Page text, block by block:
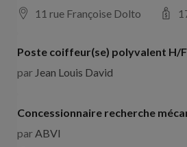
11 rue Françoise Dolto
Poste coiffeur(se) polyvalent H/F
par Jean Louis David
Concessionnaire recherche
parABVI